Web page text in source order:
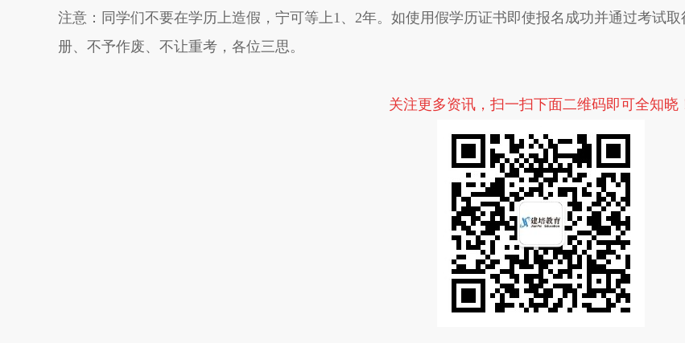
注意：同学们不要在学历上造假，宁可等上1、2年。如使用假学历证书即使报名成功并通过考试
册、不予作废、不让重考，各位三思。
关注更多资讯，扫一扫下面二维码即可全知晓